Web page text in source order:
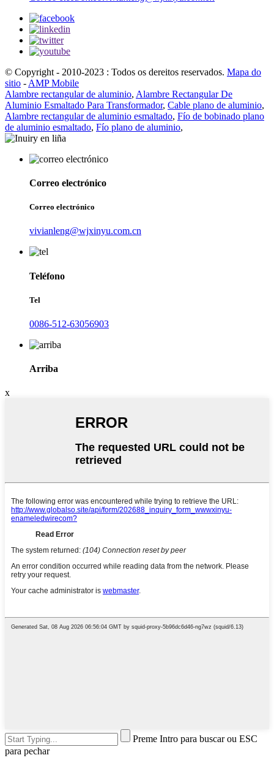
© Copyright - 2010-2023 : Todos os dereitos reservados. Mapa do
sitio - AMP Mobile
Alambre rectangular de aluminio, Alambre Rectangular De
Aluminio Esmaltado Para Transformador, Cable plano de aluminio,
Alambre rectangular de aluminio esmaltado, Fío de bobinado plano
de aluminio esmaltado, Fío plano de aluminio,
Correo electrónico
Correo electrónico
vivianleng@wjxinyu.com.cn
Teléfono
Tel
0086-512-63056903
Arriba
x
Preme Intro para buscar ou ESC
para pechar